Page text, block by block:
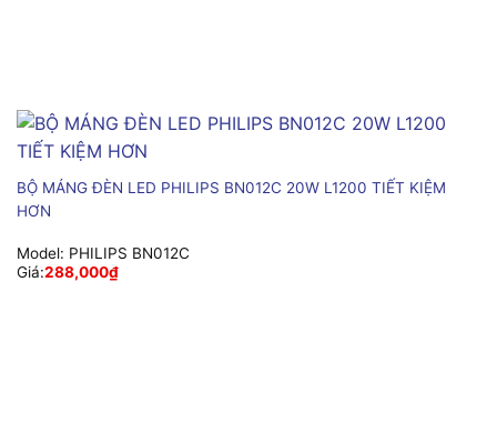
BỘ MÁNG ĐÈN LED PHILIPS BN012C 20W L1200 TIẾT KIỆM
HƠN
Model: PHILIPS BN012C
Giá:288,000₫